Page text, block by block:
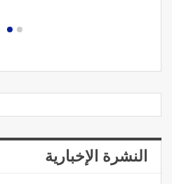
النشرة الإخبارية